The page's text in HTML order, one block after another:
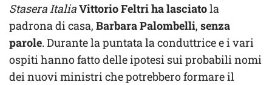
Stasera ItaliaVittorio Feltri ha lasciatola
padrona di casa, Barbara Palombelli, senza
parole. Durante la puntata la conduttrice e i vari
ospiti hanno fatto delle ipotesi sui probabili nomi
dei nuovi ministri che potrebbero formare il